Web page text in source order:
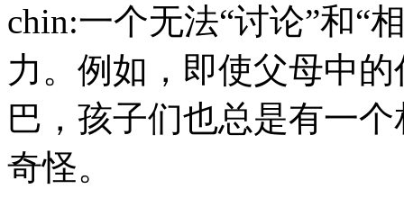
chin:一个无法“讨论”和“
力。例如，即使父母中
巴，孩子们也总是有一
奇怪。